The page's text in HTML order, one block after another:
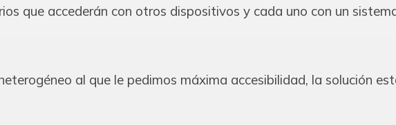
que accederán con otros dispositivos y cada uno con un
al que le pedimos máxima accesibilidad, la solución